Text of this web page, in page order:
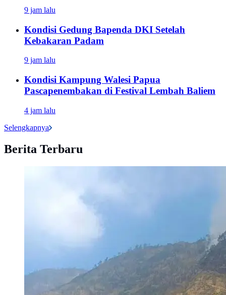
9 jam lalu
Kondisi Gedung Bapenda DKI Setelah
Kebakaran Padam
9 jam lalu
Kondisi Kampung Walesi Papua
Pascapenembakan di Festival Lembah Baliem
4 jam lalu
Selengkapnya
Berita Terbaru